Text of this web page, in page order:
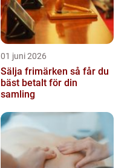
01 juni 2026
Sälja frimärken så får du
bäst betalt för din
samling